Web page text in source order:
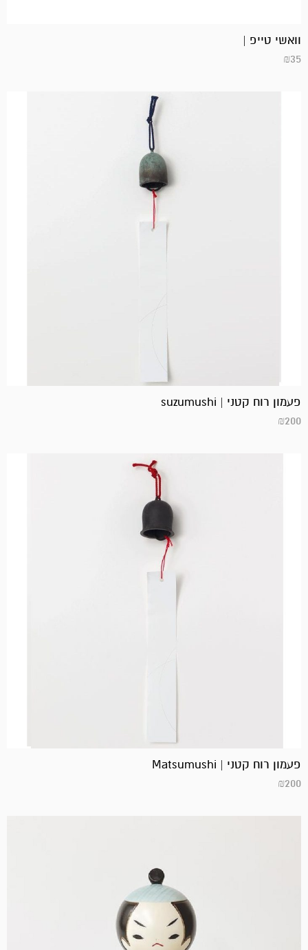
וואשי טייפ |
₪35
פעמון רוח קטני | suzumushi
₪200
פעמון רוח קטני | Matsumushi
₪200